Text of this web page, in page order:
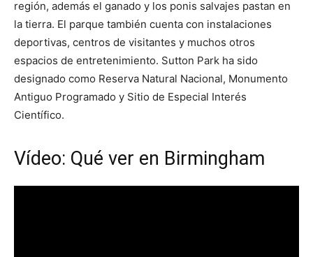
región, además el ganado y los ponis salvajes pastan en
la tierra. El parque también cuenta con instalaciones
deportivas, centros de visitantes y muchos otros
espacios de entretenimiento. Sutton Park ha sido
designado como Reserva Natural Nacional, Monumento
Antiguo Programado y Sitio de Especial Interés
Científico.
Vídeo: Qué ver en Birmingham